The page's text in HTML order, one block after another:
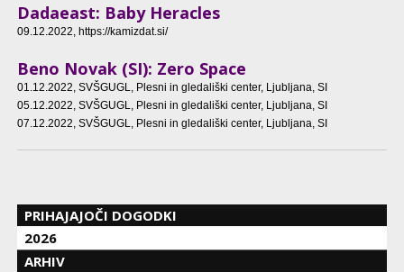
Dadaeast: Baby Heracles
09.12.2022 , https://kamizdat.si/
Beno Novak (SI): Zero Space
01.12.2022, SVŠGUGL, Plesni in gledališki center, Ljubljana, SI
05.12.2022, SVŠGUGL, Plesni in gledališki center, Ljubljana, SI
07.12.2022, SVŠGUGL, Plesni in gledališki center, Ljubljana, SI
PRIHAJAJOČI DOGODKI
2026
ARHIV